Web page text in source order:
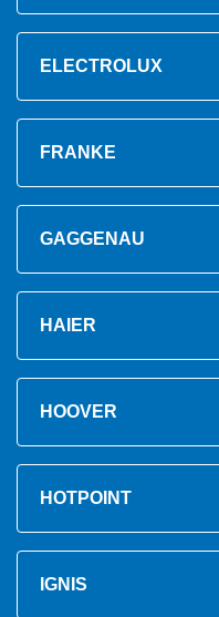
ELECTROLUX
FRANKE
GAGGENAU
HAIER
HOOVER
HOTPOINT
IGNIS